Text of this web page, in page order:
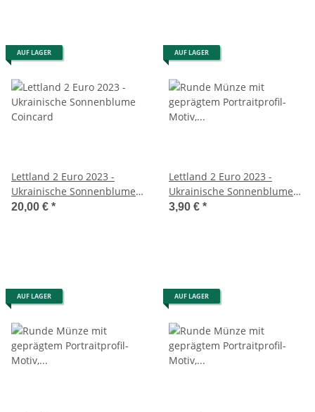
AUF LAGER
Lettland 2 Euro 2023 -
Ukrainische Sonnenblume
Coincard
20,00 € *
AUF LAGER
Lettland 2 Euro 2023 -
Ukrainische Sonnenblume
unc.
3,90 € *
AUF LAGER AUF LAGER